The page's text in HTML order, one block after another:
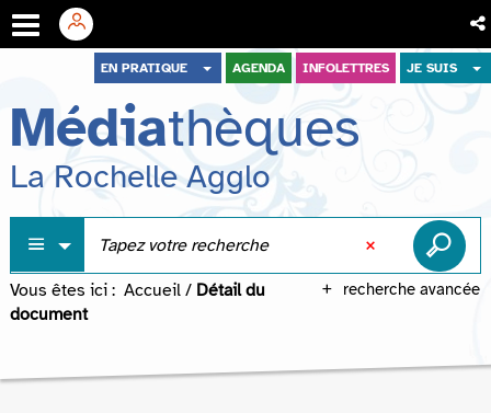
menu
contenu
recherche
EN PRATIQUE AGENDA INFOLETTRES JE SUIS
Médiathèques
La Rochelle Agglo
recherche avancée
Vous êtes ici : Accueil / Détail du
document